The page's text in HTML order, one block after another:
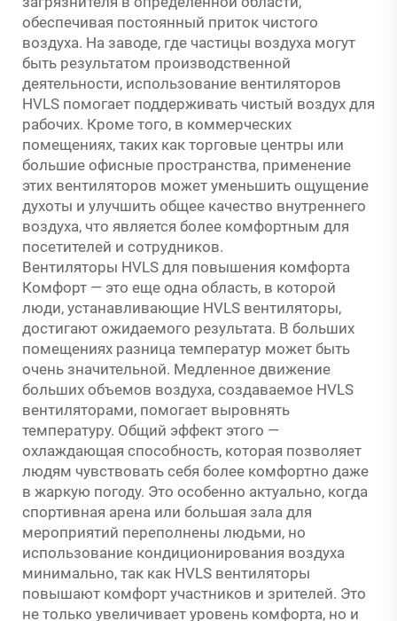
обеспечивая постоянный приток чистого
воздуха. На заводе, где частицы воздуха могут
быть результатом производственной
деятельности, использование вентиляторов
HVLS помогает поддерживать чистый воздух для
рабочих. Кроме того, в коммерческих
помещениях, таких как торговые центры или
большие офисные пространства, применение
этих вентиляторов может уменьшить ощущение
духоты и улучшить общее качество внутреннего
воздуха, что является более комфортным для
посетителей и сотрудников.
Вентиляторы HVLS для повышения комфорта
Комфорт — это еще одна область, в которой
люди, устанавливающие HVLS вентиляторы,
достигают ожидаемого результата. В больших
помещениях разница температур может быть
очень значительной. Медленное движение
больших объемов воздуха, создаваемое HVLS
вентиляторами, помогает выровнять
температуру. Общий эффект этого —
охлаждающая способность, которая позволяет
людям чувствовать себя более комфортно даже
в жаркую погоду. Это особенно актуально, когда
спортивная арена или большая зала для
мероприятий переполнены людьми, но
использование кондиционирования воздуха
минимально, так как HVLS вентиляторы
повышают комфорт участников и зрителей. Это
не только увеличивает уровень комфорта, но и